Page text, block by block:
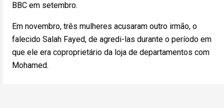
BBC em setembro.
Em novembro, três mulheres acusaram outro irmão, o
falecido Salah Fayed, de agredi-las durante o período em
que ele era coproprietário da loja de departamentos com
Mohamed.